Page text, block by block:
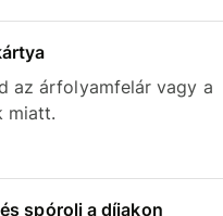
az árfolyamfelár vagy a
miatt.
spórolj a díjakon